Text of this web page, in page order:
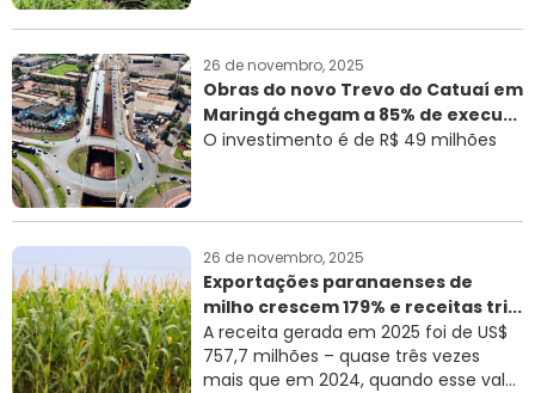
26 de novembro, 2025
Obras do novo Trevo do Catuaí em
Maringá chegam a 85% de execu...
O investimento é de R$ 49 milhões
26 de novembro, 2025
Exportações paranaenses de
milho crescem 179% e receitas tri...
A receita gerada em 2025 foi de US$
757,7 milhões – quase três vezes
mais que em 2024, quando esse val...